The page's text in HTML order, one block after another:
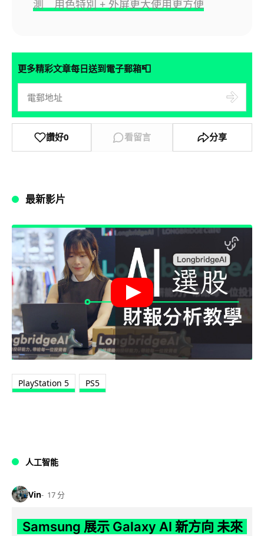
測 用色特別 + 外屏更大使用更方便
更多精彩文章每日送到電子郵箱📮
讚好0 看留言 分享
最新影片
PlayStation 5 PS5
人工智能
Vin 17 分
Samsung 展示 Galaxy AI 新方向 未來